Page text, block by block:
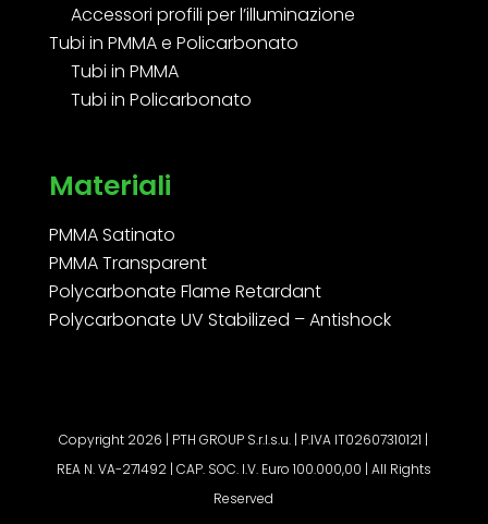
Accessori profili per l’illuminazione
Tubi in PMMA e Policarbonato
Tubi in PMMA
Tubi in Policarbonato
Materiali
PMMA Satinato
PMMA Transparent
Polycarbonate Flame Retardant
Polycarbonate UV Stabilized – Antishock
Copyright 2026 | PTH GROUP S.r.l.s.u. | P.IVA IT02607310121 |
REA N. VA-271492 | CAP. SOC. I.V. Euro 100.000,00 | All Rights
Reserved